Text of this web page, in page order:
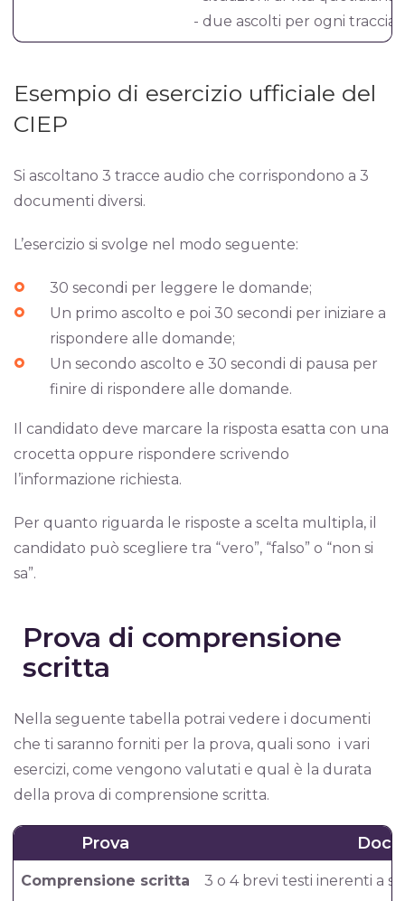
- due ascolti per ogni traccia
Esempio di esercizio ufficiale del
CIEP
Si ascoltano 3 tracce audio che corrispondono a 3
documenti diversi.
L’esercizio si svolge nel modo seguente:
30 secondi per leggere le domande;
Un primo ascolto e poi 30 secondi per iniziare a
rispondere alle domande;
Un secondo ascolto e 30 secondi di pausa per
finire di rispondere alle domande.
Il candidato deve marcare la risposta esatta con una
crocetta oppure rispondere scrivendo
l’informazione richiesta.
Per quanto riguarda le risposte a scelta multipla, il
candidato può scegliere tra “vero”, “falso” o “non si
sa”.
Prova di comprensione
scritta
Nella seguente tabella potrai vedere i documenti
che ti saranno forniti per la prova, quali sono i vari
esercizi, come vengono valutati e qual è la durata
della prova di comprensione scritta.
Prova
Comprensione scritta 3 o 4 brevi testi inerenti a